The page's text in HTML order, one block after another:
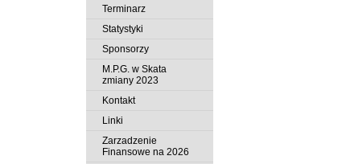
Terminarz
Statystyki
Sponsorzy
M.P.G. w Skata
zmiany 2023
Kontakt
Linki
Zarzadzenie
Finansowe na 2026